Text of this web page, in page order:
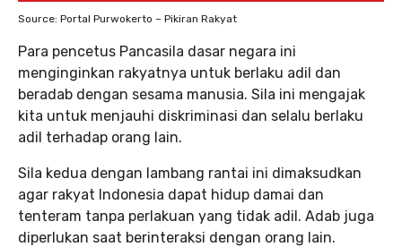
Source: Portal Purwokerto – Pikiran Rakyat
Para pencetus Pancasila dasar negara ini
menginginkan rakyatnya untuk berlaku adil dan
beradab dengan sesama manusia. Sila ini mengajak
kita untuk menjauhi diskriminasi dan selalu berlaku
adil terhadap orang lain.
Sila kedua dengan lambang rantai ini dimaksudkan
agar rakyat Indonesia dapat hidup damai dan
tenteram tanpa perlakuan yang tidak adil. Adab juga
diperlukan saat berinteraksi dengan orang lain.